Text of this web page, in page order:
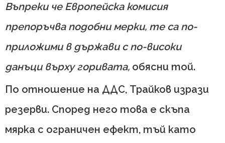
Въпреки че Европейска комисия
препоръчва подобни мерки, те са по-
приложими в държави с по-високи
данъци върху горивата, обясни той.
По отношение на ДДС, Трайков изрази
резерви. Според него това е скъпа
мярка с ограничен ефект, тъй като